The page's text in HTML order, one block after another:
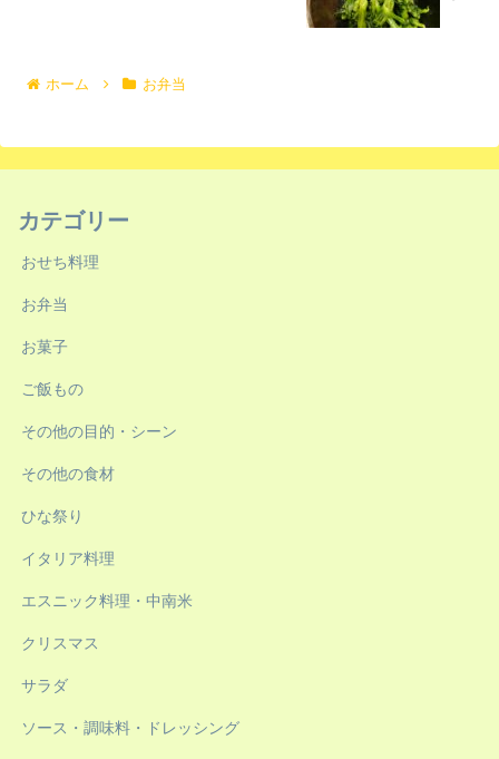
ホーム お弁当
カテゴリー
おせち料理
お弁当
お菓子
ご飯もの
その他の目的・シーン
その他の食材
ひな祭り
イタリア料理
エスニック料理・中南米
クリスマス
サラダ
ソース・調味料・ドレッシング